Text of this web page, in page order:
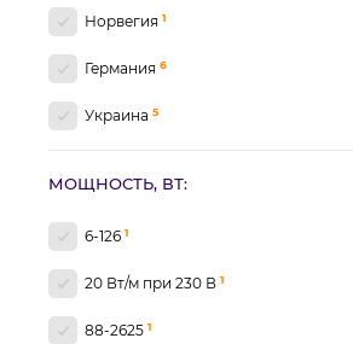
Term2
Veria
Woks1
Норвегия 1
Германия 6
Украина 5
МОЩНОСТЬ, ВТ:
6-126 1
20 Вт/м при 230 В 1
88-2625 1